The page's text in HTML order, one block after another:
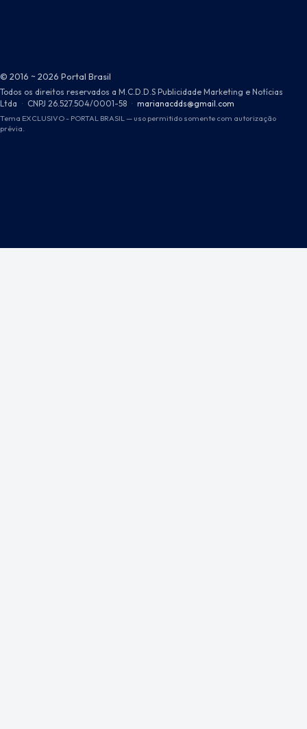
© 2016 ~ 2026 Portal Brasil
Todos os direitos reservados a M.C.D.D.S Publicidade Marketing e Notícias
Ltda · CNPJ 26.527.504/0001-58 · marianacdds@gmail.com
Tema EXCLUSIVO - PORTAL BRASIL — uso permitido somente com autorização
prévia.